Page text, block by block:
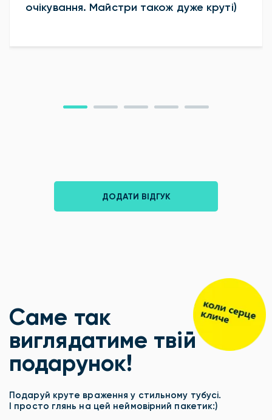
очікування. Майстри також дуже круті)
ДОДАТИ ВІДГУК
Саме так
виглядатиме твій
подарунок!
Подаруй круте враження у стильному тубусі.
І просто глянь на цей неймовірний пакетик:)